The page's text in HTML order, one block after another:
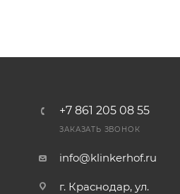
+7 861 205 08 55
ЗАКАЗАТЬ ЗВОНОК
info@klinkerhof.ru
г. Краснодар, ул.